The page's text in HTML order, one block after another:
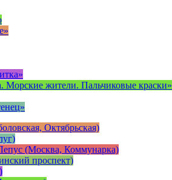
Морские жители. Пальчиковые краски»
Октябрьская)
(Москва, Коммунарка)
проспект)